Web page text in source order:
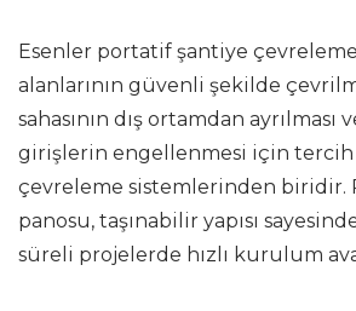
Esenler portatif şantiye
alanlarının güvenli şekilde
sahasının dış ortamdan ayrılması
girişlerin engellenmesi için
çevreleme sistemlerinden biridir.
panosu, taşınabilir yapısı
süreli projelerde hızlı kurulum